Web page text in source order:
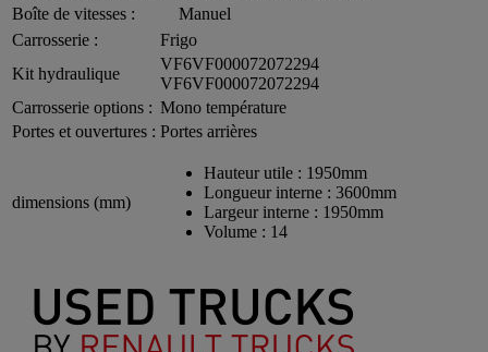
Boîte de vitesses :
Manuel
Carrosserie :
Frigo
Kit hydraulique
VF6VF000072072294
VF6VF000072072294
Carrosserie options : Mono température
Portes et ouvertures : Portes arrières
dimensions (mm)
Hauteur utile : 1950mm
Longueur interne : 3600mm
Largeur interne : 1950mm
Volume : 14